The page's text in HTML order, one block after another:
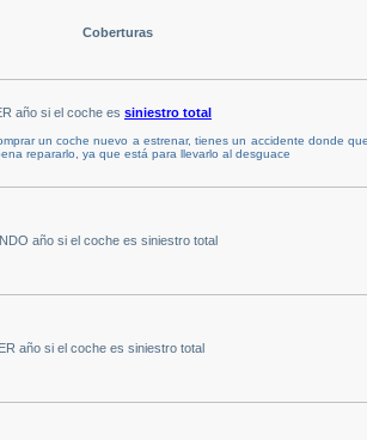
Coberturas
año si el coche es siniestro total
un coche nuevo a estrenar, tienes un accidente donde
repararlo, ya que está para llevarlo al desguace
año si el coche es siniestro total
año si el coche es siniestro total